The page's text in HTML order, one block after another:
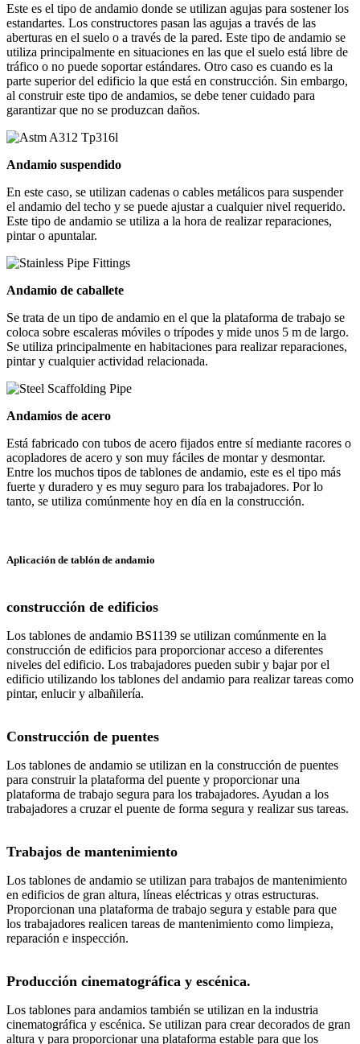
Este es el tipo de andamio donde se utilizan agujas para sostener los
estandartes. Los constructores pasan las agujas a través de las
aberturas en el suelo o a través de la pared. Este tipo de andamio se
utiliza principalmente en situaciones en las que el suelo está libre de
tráfico o no puede soportar estándares. Otro caso es cuando es la
parte superior del edificio la que está en construcción. Sin embargo,
al construir este tipo de andamios, se debe tener cuidado para
garantizar que no se produzcan daños.
Andamio suspendido
En este caso, se utilizan cadenas o cables metálicos para suspender
el andamio del techo y se puede ajustar a cualquier nivel requerido.
Este tipo de andamio se utiliza a la hora de realizar reparaciones,
pintar o apuntalar.
Andamio de caballete
Se trata de un tipo de andamio en el que la plataforma de trabajo se
coloca sobre escaleras móviles o trípodes y mide unos 5 m de largo.
Se utiliza principalmente en habitaciones para realizar reparaciones,
pintar y cualquier actividad relacionada.
Andamios de acero
Está fabricado con tubos de acero fijados entre sí mediante racores o
acopladores de acero y son muy fáciles de montar y desmontar.
Entre los muchos tipos de tablones de andamio, este es el tipo más
fuerte y duradero y es muy seguro para los trabajadores. Por lo
tanto, se utiliza comúnmente hoy en día en la construcción.
Aplicación de tablón de andamio
construcción de edificios
Los tablones de andamio BS1139 se utilizan comúnmente en la
construcción de edificios para proporcionar acceso a diferentes
niveles del edificio. Los trabajadores pueden subir y bajar por el
edificio utilizando los tablones del andamio para realizar tareas como
pintar, enlucir y albañilería.
Construcción de puentes
Los tablones de andamio se utilizan en la construcción de puentes
para construir la plataforma del puente y proporcionar una
plataforma de trabajo segura para los trabajadores. Ayudan a los
trabajadores a cruzar el puente de forma segura y realizar sus tareas.
Trabajos de mantenimiento
Los tablones de andamio se utilizan para trabajos de mantenimiento
en edificios de gran altura, líneas eléctricas y otras estructuras.
Proporcionan una plataforma de trabajo segura y estable para que
los trabajadores realicen tareas de mantenimiento como limpieza,
reparación e inspección.
Producción cinematográfica y escénica.
Los tablones para andamios también se utilizan en la industria
cinematográfica y escénica. Se utilizan para crear decorados de gran
altura y para proporcionar una plataforma estable para que los